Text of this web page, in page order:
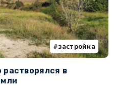
застройка
в